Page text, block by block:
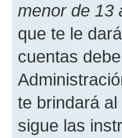
menor de 13
que te le
cuentas
te brindará
sigue las